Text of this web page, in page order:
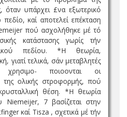
όταν υπάρχει £να εξωτερικό
πεδίο, καί αποτελεί επέκταση
πού ασχολήθηκε μέ τό
κατάστασης γωρίς τήν
πεδίου. *Η θεωρία,
γιατί τελικά, σάν μεταβλητές
ποιοονται οι
της ολικής στροφορμής, πού
θέση. *Η θεωρία
7 βασίζεται στην
καί Tisza , σχετικά μέ τήν